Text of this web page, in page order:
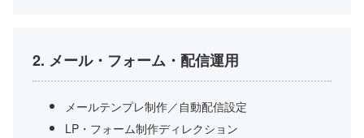
2. メール・フォーム・配信運用
メールテンプレ制作／自動配信設定
LP・フォーム制作ディレクション